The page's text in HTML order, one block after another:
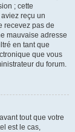
; cette
reçu un
recevez pas de
mauvaise adresse
en tant que
que vous
du forum.
tout que votre
est le cas,